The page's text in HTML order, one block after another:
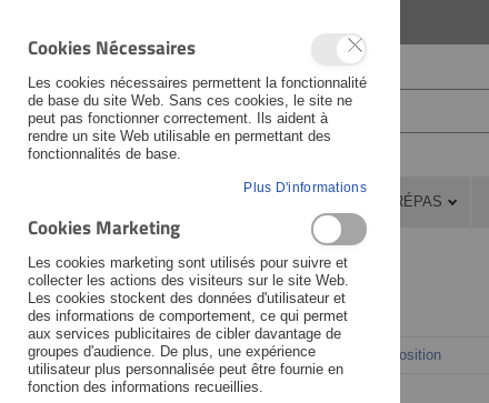
PRÉPAS
Fabricant
Veuillez sélectionner ...
Cookies Nécessaires
Les cookies nécessaires permettent la fonctionnalité
de base du site Web. Sans ces cookies, le site ne
peut pas fonctionner correctement. Ils aident à
rendre un site Web utilisable en permettant des
fonctionnalités de base.
Plus D'informations
Cookies Marketing
Les cookies marketing sont utilisés pour suivre et
collecter les actions des visiteurs sur le site Web.
Les cookies stockent des données d'utilisateur et
des informations de comportement, ce qui permet
aux services publicitaires de cibler davantage de
groupes d'audience. De plus, une expérience
utilisateur plus personnalisée peut être fournie en
fonction des informations recueillies.